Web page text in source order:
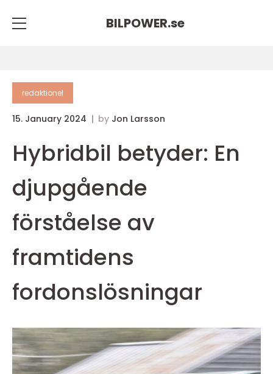
BILPOWER.se
redaktionel
15. January 2024 by Jon Larsson
Hybridbil betyder: En
djupgående
förståelse av
framtidens
fordonslösningar